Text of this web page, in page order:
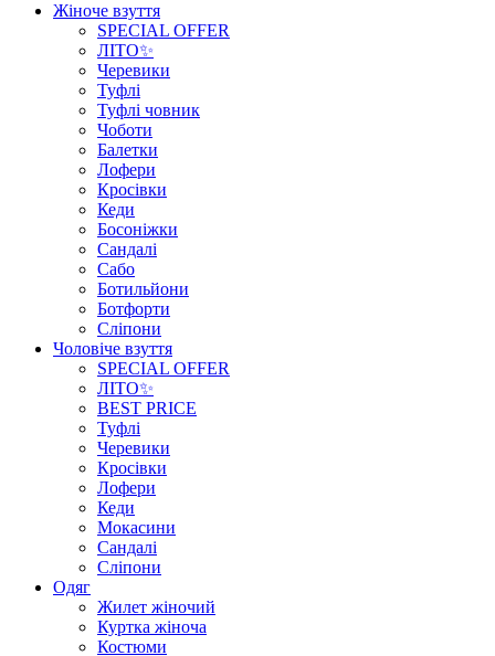
Жіноче взуття
SPECIAL OFFER
ЛІТО✨
Черевики
Туфлі
Туфлі човник
Чоботи
Балетки
Лофери
Кросівки
Кеди
Босоніжки
Сандалі
Сабо
Ботильйони
Ботфорти
Сліпони
Чоловіче взуття
SPECIAL OFFER
ЛІТО✨
BEST PRICE
Туфлі
Черевики
Кросівки
Лофери
Кеди
Мокасини
Сандалі
Сліпони
Одяг
Жилет жіночий
Куртка жіноча
Костюми